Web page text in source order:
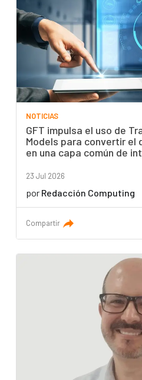
NOTICIAS
GFT impulsa el uso de
Models para convertir el
en una capa común de
23 Jul 2026
por Redacción Computing
Compartir